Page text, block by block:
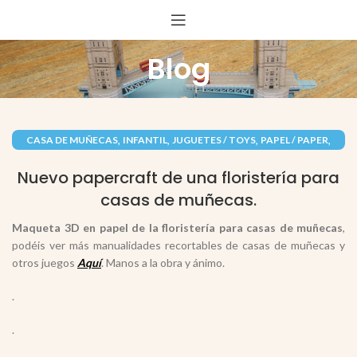
Blog
CASA DE MUÑECAS, INFANTIL, JUGUETES / TOYS, PAPEL / PAPER,
Nuevo papercraft de una floristería para
casas de muñecas.
Maqueta 3D en papel de la floristería para casas de muñecas,
podéis ver más manualidades recortables de casas de muñecas y
otros juegos Aquí. Manos a la obra y ánimo.
.
.